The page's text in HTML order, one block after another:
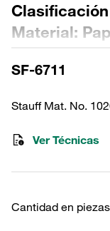
Material:
exterior
Sellado:
SF-6711
Stauff Mat. No.
Ver Técnicas
Cantidad en piezas